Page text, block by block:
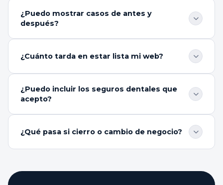
pacientes solicitan cita directamente desde tu web,
eligiendo el tipo de consulta y su horario preferido. Sin
intermediarios ni comisiones.
¿Puedo mostrar casos de antes y
después?
resultados de tratamientos con fotos de antes y
comparando clínicas.
¿Cuánto tarda en estar lista mi web?
convence, tu web está publicada en menos de 72
horas. Si necesitas ajustes en los tratamientos o en las
fotos del equipo, los hacemos antes de publicar.
¿Puedo incluir los seguros dentales que
acepto?
las aseguradoras con las que trabajas. Los pacientes
¿Qué pasa si cierro o cambio de negocio?